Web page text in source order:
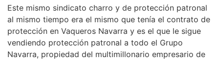
Este mismo sindicato charro y de protección patronal
al mismo tiempo era el mismo que tenía el contrato de
protección en Vaqueros Navarra y es el que le sigue
vendiendo protección patronal a todo el Grupo
Navarra, propiedad del multimillonario empresario de